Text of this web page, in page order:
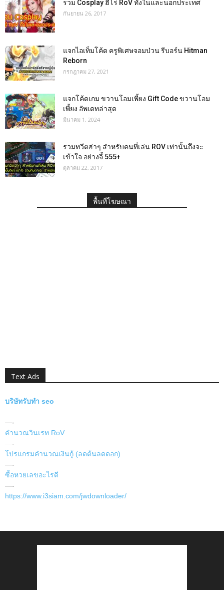
รวม Cosplay ฮีโร่ RoV ทั้งในและนอกประเทศ
กันยายน 26, 2017
แจกไอเท็มโค้ด ครูพิเศษจอมป่วน รีบอร์น Hitman
Reborn
กรกฎาคม 27, 2021
แจกโค้ดเกม ขวานโอมเพี้ยง Gift Code ขวานโอม
เพี้ยง อัพเดทล่าสุด
มีนาคม 1, 2024
รวมทวีตฮ่าๆ สำหรับคนที่เล่น ROV เท่านั้นถึงจะ
เข้าใจ อย่างจี้ 555+
ตุลาคม 22, 2017
พื้นที่โฆษณา
Text Ads
บริษัทรับทำ seo
—-
คำนวณวินเรท RoV
—-
โปรแกรมคำนวณเงินกู้ (ลดต้นลดดอก)
—-
ซื้อหวยเลขอะไรดี
—-
https://www.i3siam.com/jwdownloader/